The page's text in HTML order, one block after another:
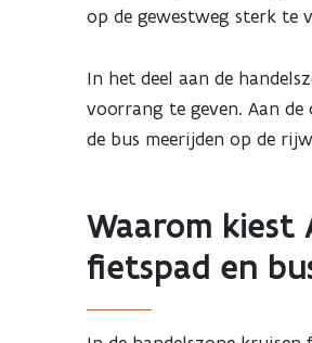
op de gewestweg sterk te
In het deel aan de
voorrang te geven. Aan de
de bus meerijden op de
Waarom kiest
fietspad en